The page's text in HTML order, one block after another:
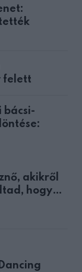
felett
bácsi-
akikről
hogy